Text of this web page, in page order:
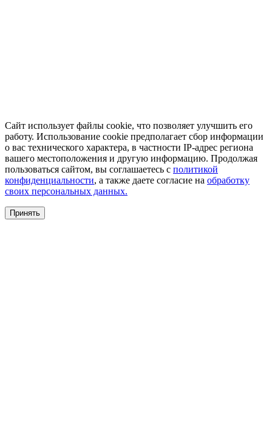
Сайт использует файлы cookie, что позволяет улучшить его
работу. Использование cookie предполагает сбор информации
о вас технического характера, в частности IP-адрес региона
вашего местоположения и другую информацию. Продолжая
пользоваться сайтом, вы соглашаетесь с политикой
конфиденциальности, а также даете согласие на обработку
своих персональных данных.
Принять